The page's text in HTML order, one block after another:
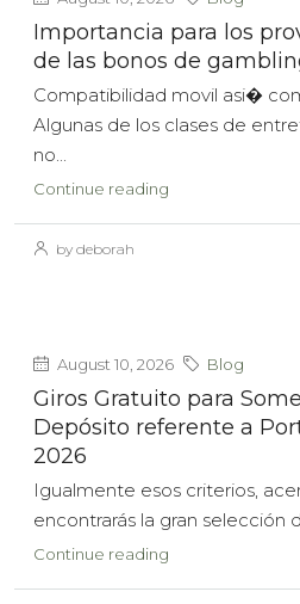
Importancia para los
de las bonos de
Compatibilidad movil asi�
Algunas de los clases de
no...
Continue reading
by deborah
August 10, 2026 Blog
Giros Gratuito para
Depósito referente a
2026
Igualmente esos criterios,
encontrarás la gran selección
Continue reading